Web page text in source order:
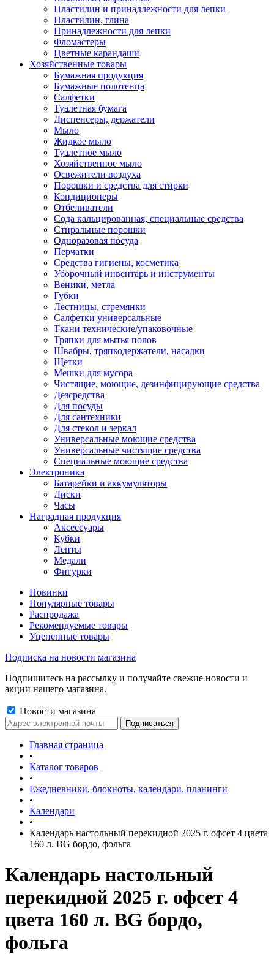
Пластилин и принадлежности для лепки
Пластилин, глина
Принадлежности для лепки
Фломастеры
Цветные карандаши
Хозяйственные товары
Бумажная продукция
Бумажные полотенца
Салфетки
Туалетная бумага
Диспенсеры, держатели
Мыло
Жидкое мыло
Туалетное мыло
Хозяйственное мыло
Освежители воздуха
Порошки и средства для стирки
Кондиционеры
Отбеливатели
Сода кальцированная, специальные средства
Стиральные порошки
Одноразовая посуда
Перчатки
Средства гигиены, косметика
Уборочный инвентарь и инструменты
Веники, метла
Губки
Лестницы, стремянки
Салфетки универсальные
Ткани технические/упаковочные
Тряпки для мытья полов
Швабры, тряпкодержатели, насадки
Щетки
Мешки для мусора
Чистящие, моющие, дезинфицирующие средства
Дезсредства
Для посуды
Для сантехники
Для стекол и зеркал
Универсальные моющие средства
Универсальные чистящие средства
Специальные моющие средства
Электроника
Батарейки и аккумуляторы
Диски
Часы
Наградная продукция
Аксессуары
Кубки
Ленты
Медали
Фигурки
Новинки
Популярные товары
Распродажа
Рекомендуемые товары
Уцененные товары
Подписка на новости магазина
Подпишитесь на рассылку и получайте свежие новости и
акции нашего магазина.
Новости магазина
Главная страница
•
Каталог товаров
•
Ежедневники, блокноты, календари, планинги
•
Календари
•
Календарь настольный перекидной 2025 г. офсет 4 цвета
160 л. BG бордо, фольга
Календарь настольный
перекидной 2025 г. офсет 4
цвета 160 л. BG бордо,
фольга